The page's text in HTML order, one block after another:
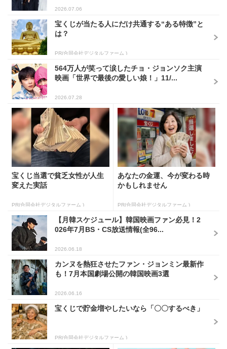
2026.07.06
宝くじが当たる人にだけ共通する“ある特徴”と
は？
PR(合同会社デジタルファーム )
564万人が笑って涙したチョ・ジョンソク主演
映画「世界で最後の愛しい娘！」11/...
2026.07.28
宝くじ当選で貧乏女性が人生
変えた実話
PR(合同会社デジタルファーム )
あなたの金運、今が変わる時
かもしれません
PR(合同会社デジタルファーム )
【月韓スケジュール】韓国映画ファン必見！2
026年7月BS・CS放送情報(全96...
2026.06.18
カンヌを熱狂させたファン・ジョンミン最新作
も！7月本国劇場公開の韓国映画3選
2026.06.16
宝くじで貯金増やしたいなら「〇〇するべき」
PR(合同会社デジタルファーム )